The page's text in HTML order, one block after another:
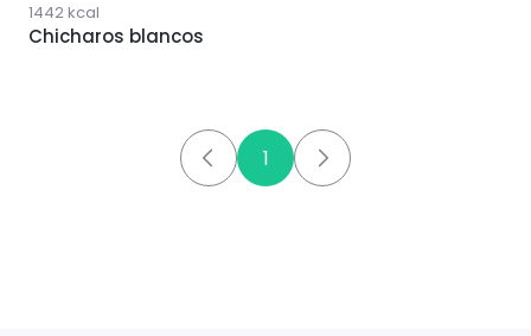
1442kcal
Chicharos blancos
1